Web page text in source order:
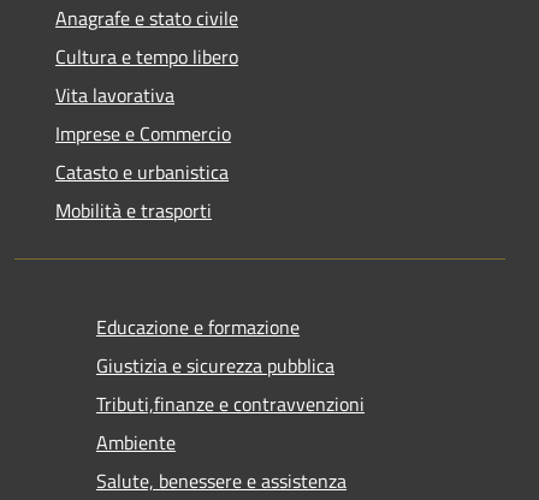
Anagrafe e stato civile
Cultura e tempo libero
Vita lavorativa
Imprese e Commercio
Catasto e urbanistica
Mobilità e trasporti
Educazione e formazione
Giustizia e sicurezza pubblica
Tributi,finanze e contravvenzioni
Ambiente
Salute, benessere e assistenza